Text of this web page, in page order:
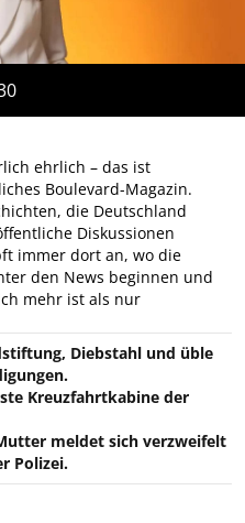
ehrlich – das ist
Boulevard-Magazin.
die Deutschland
Diskussionen
immer dort an, wo die
den News beginnen und
mehr ist als nur
Diebstahl und üble
Kreuzfahrtkabine der
meldet sich verzweifelt
Polizei.